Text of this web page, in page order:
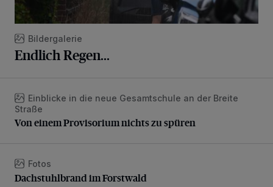
Bildergalerie
Endlich Regen...
Von einem Provisorium nichts zu spüren
Einblicke in die neue Gesamtschule an der Breite
Straße
Von einem Provisorium nichts zu spüren
Dachstuhlbrand im Forstwald
Fotos
Dachstuhlbrand im Forstwald